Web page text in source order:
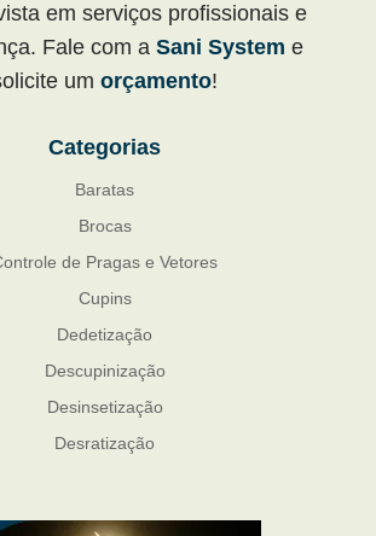
em serviços profissionais e
Fale com a Sani System e
umorçamento!
Categorias
Baratas
Brocas
de Pragas e Vetores
Cupins
Dedetização
Descupinização
Desinsetização
Desratização
Mosquito Mist